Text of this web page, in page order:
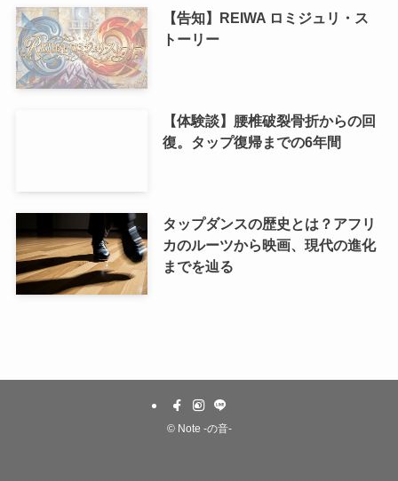
【告知】REIWA ロミジュリ・ス
トーリー
【体験談】腰椎破裂骨折からの回
復。タップ復帰までの6年間
タップダンスの歴史とは？アフリ
カのルーツから映画、現代の進化
までを辿る
©Note -の音-